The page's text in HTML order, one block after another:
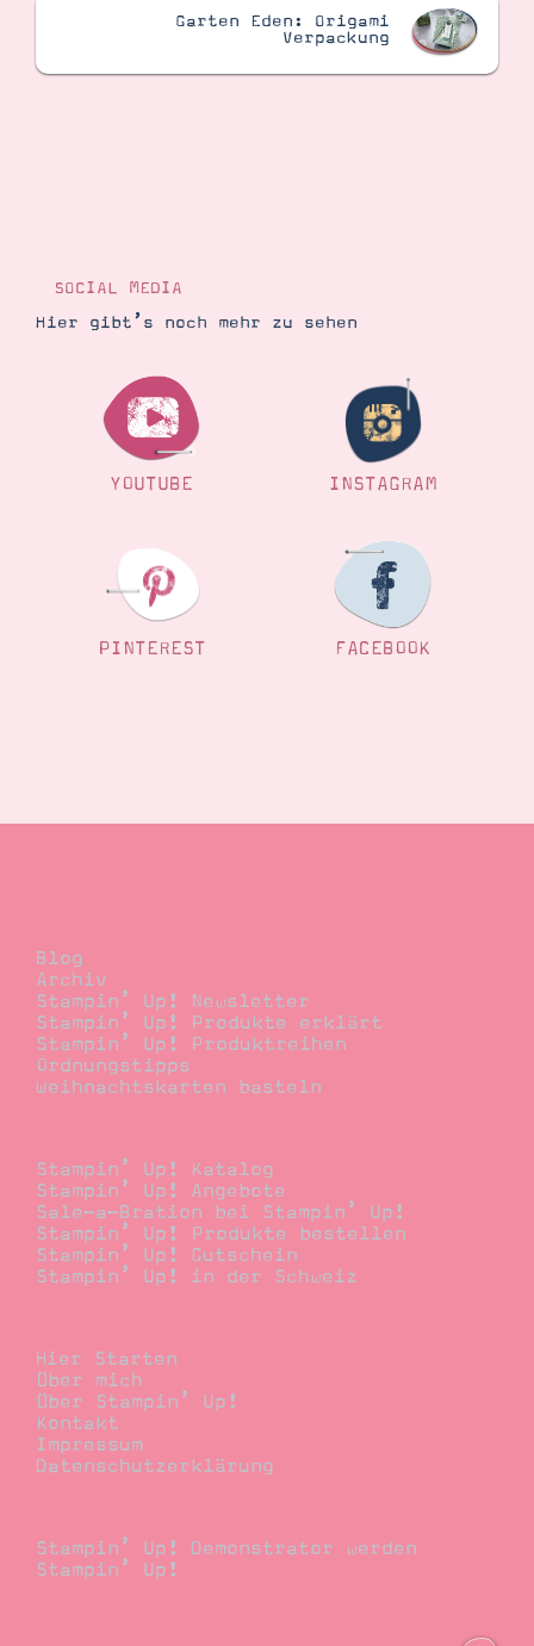
Garten Eden: Origami
Verpackung
SOCIAL MEDIA
Hier gibt’s noch mehr zu sehen
YOUTUBE INSTAGRAM
PINTEREST FACEBOOK
Blog
Archiv
Stampin’ Up! Newsletter
Stampin’ Up! Produkte erklärt
Stampin’ Up! Produktreihen
Ordnungstipps
Weihnachtskarten basteln
Stampin’ Up! Katalog
Stampin’ Up! Angebote
Sale-a-Bration bei Stampin’ Up!
Stampin’ Up! Produkte bestellen
Stampin’ Up! Gutschein
Stampin’ Up! in der Schweiz
Hier Starten
Über mich
Über Stampin’ Up!
Kontakt
Impressum
Datenschutzerklärung
Stampin’ Up! Demonstrator werden
Stampin’ Up!